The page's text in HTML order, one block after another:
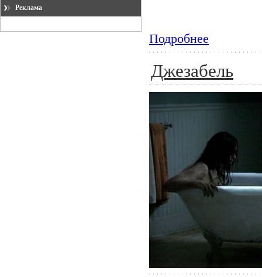
Реклама
Подробнее
Джезабель